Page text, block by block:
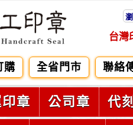
台灣
購 全省門市 聯絡
章 公司章 代